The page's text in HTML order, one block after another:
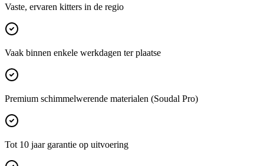
Vaste, ervaren kitters in de regio
Vaak binnen enkele werkdagen ter plaatse
Premium schimmelwerende materialen (Soudal Pro)
Tot 10 jaar garantie op uitvoering